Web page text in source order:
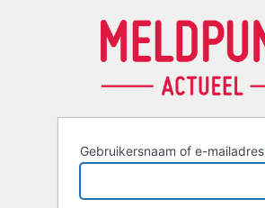
Gebruikersnaam of e-mailadres